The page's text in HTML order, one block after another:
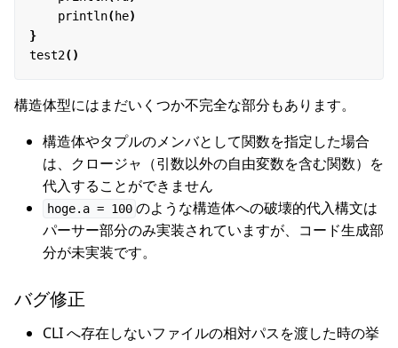
println(he)
}
test2()
構造体型にはまだいくつか不完全な部分もあります。
構造体やタプルのメンバとして関数を指定した場合
は、クロージャ（引数以外の自由変数を含む関数）を
代入することができません
hoge.a = 100 のような構造体への破壊的代入構文は
パーサー部分のみ実装されていますが、コード生成部
分が未実装です。
バグ修正
CLI へ存在しないファイルの相対パスを渡した時の挙